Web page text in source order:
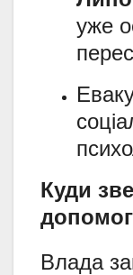
уже
Куди
Влада